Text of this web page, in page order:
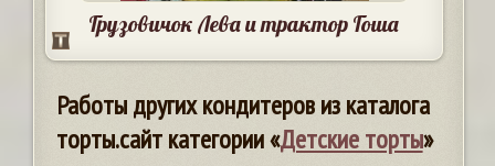
Грузовичок Лева и трактор Гоша
Работы других кондитеров из каталога
торты.сайт категории «Детские торты»